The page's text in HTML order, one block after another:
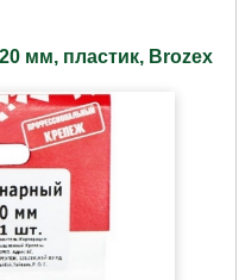
мм, пластик, Brozex